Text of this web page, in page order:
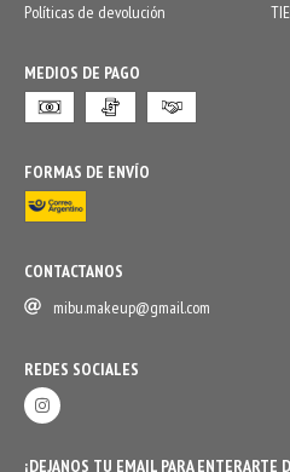
Políticas de devolución
MEDIOS DE PAGO
FORMAS DE ENVÍO
CONTACTANOS
mibu.makeup@gmail.com
REDES SOCIALES
¡DEJANOS TU EMAIL PARA